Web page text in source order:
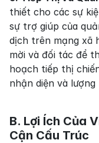
thiết cho các sự
sự trợ giúp của
dịch trên mạng xã
mời và đối tác để
hoạch tiếp thị
nhận diện và
B. Lợi Ích Của
Cận Cấu Trúc